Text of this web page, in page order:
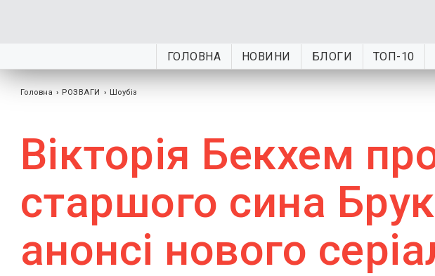
ГОЛОВНА НОВИНИ БЛОГИ ТОП-10
Головна › РОЗВАГИ › Шоубiз
Вікторія Бекхем
старшого сина
анонсі нового